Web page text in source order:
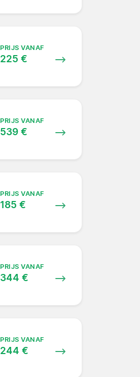
PRIJS VANAF
225 €
PRIJS VANAF
539 €
PRIJS VANAF
185 €
PRIJS VANAF
344 €
PRIJS VANAF
244 €